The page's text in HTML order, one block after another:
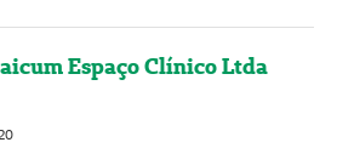
Espaço Clínico Ltda